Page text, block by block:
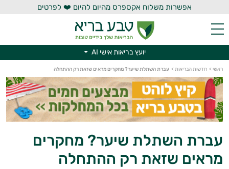
אפשרות משלוח אקספרס מהיום להיום ❤️ לפרטים
יועץ בריאות אישי AI
ראשי > חדשות הבריאות > עברת השתלת שיער? מחקרים מראים שזאת רק ההתחלה
עברת השתלת שיער? מחקרים
מראים שזאת רק ההתחלה
יועץ בריאות אישי AI